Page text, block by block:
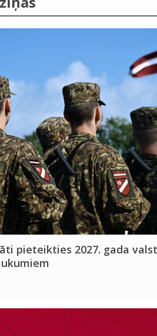
pieteikties 2027. gada